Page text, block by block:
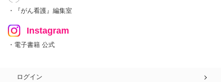
・『がん看護』編集室
Instagram
・電子書籍 公式
ログイン